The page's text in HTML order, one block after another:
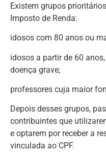
Existem grupos
Imposto de Renda:
idosos com 80 anos ou
idosos a partir de 60
doença grave;
professores cuja maior
Depois desses grupos,
contribuintes que
e optarem por receber a
vinculada ao CPF.